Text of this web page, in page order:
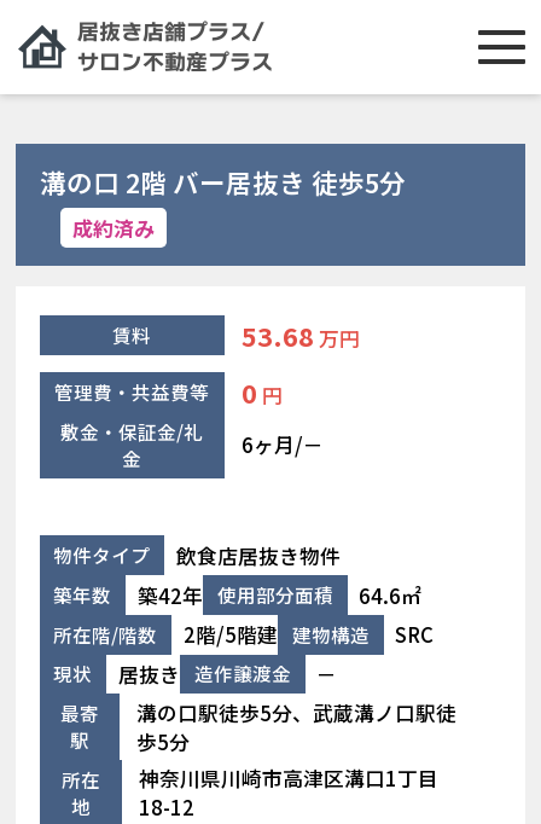
溝の口 2階 バー居抜き 徒歩5分
成約済み
賃料 53.68 万円
管理費・共益費等 0 円
敷金・保証金/礼
金
6ヶ月/－
物件タイプ 飲食店居抜き物件
築年数 築42年 使用部分面積 64.6㎡
所在階/階数 2階/5階建 建物構造 SRC
現状 居抜き 造作譲渡金 －
最寄
駅
溝の口駅徒歩5分、武蔵溝ノ口駅徒
歩5分
所在
地
神奈川県川崎市高津区溝口1丁目
18-12